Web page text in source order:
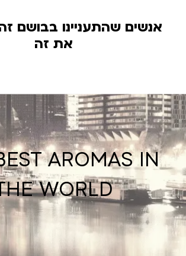
אנשים שהתעניינו בבושם
את זה
AROMAS IN
WORLD